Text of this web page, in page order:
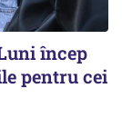
încep
pentru cei